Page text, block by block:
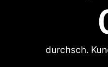
durchsch.